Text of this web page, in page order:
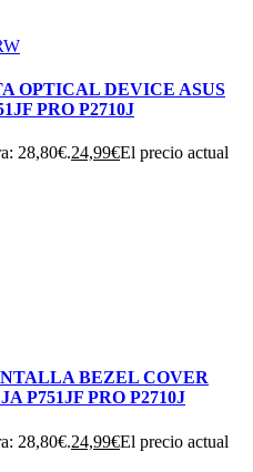
OPTICAL DEVICE ASUS
PRO P2710J
28,80€.24,99€El precio actual
BEZEL COVER
P751JF PRO P2710J
28,80€.24,99€El precio actual